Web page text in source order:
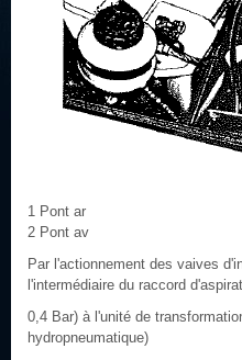
1 Pont ar
2 Pont av
Par l'actionnement des vaives
l'intermédiaire du raccord
0,4 Bar) à l'unité de
hydropneumatique)